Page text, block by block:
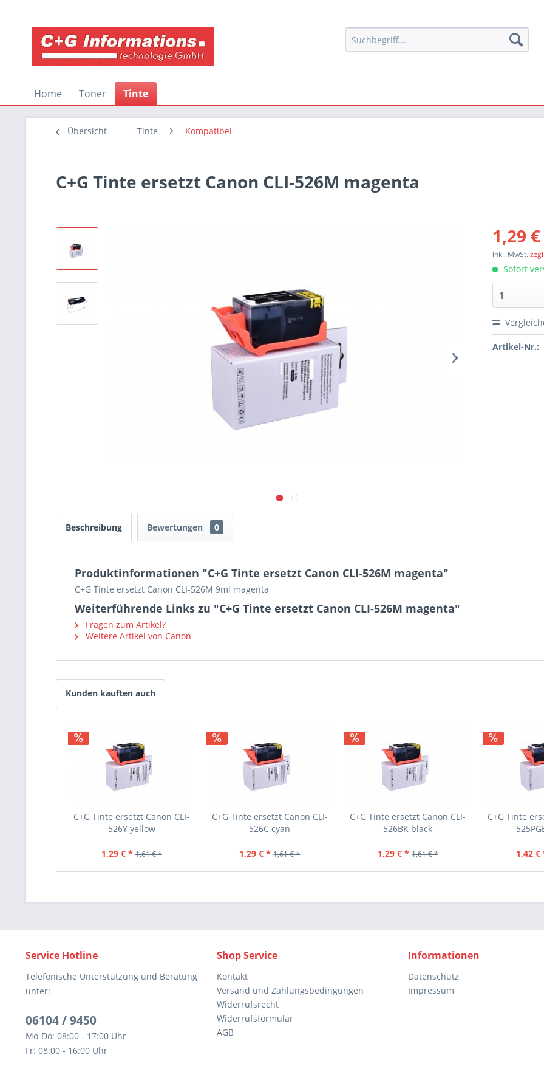
Home Toner Tinte
Übersicht Tinte Kompatibel
C+G Tinte ersetzt Canon CLI-526M magenta
1,29
inkl. MwSt.
Sofort
Artikel-Nr.:
Beschreibung Bewertungen 0
Produktinformationen "C+G Tinte ersetzt Canon CLI-526M magenta"
C+G Tinte ersetzt Canon CLI-526M 9ml magenta
Weiterführende Links zu "C+G Tinte ersetzt Canon CLI-526M magenta"
Fragen zum Artikel?
Weitere Artikel von Canon
Kunden kauften auch
C+G Tinte ersetzt Canon CLI-
526Y yellow
1,29 € * 1,61 € *
C+G Tinte ersetzt Canon CLI-
526C cyan
1,29 € * 1,61 € *
C+G Tinte ersetzt Canon CLI-
526BK black
1,29 € * 1,61 € *
C+G Tinte
1,42 €
Service Hotline
Telefonische Unterstützung und Beratung
unter:
06104 / 9450
Mo-Do: 08:00 - 17:00 Uhr
Fr: 08:00 - 16:00 Uhr
Shop Service
Kontakt
Versand und Zahlungsbedingungen
Widerrufsrecht
Widerrufsformular
AGB
Informationen
Datenschutz
Impressum